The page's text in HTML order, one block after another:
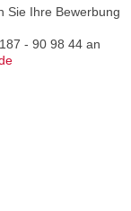
Sie Ihre Bewerbung
- 90 98 44 an